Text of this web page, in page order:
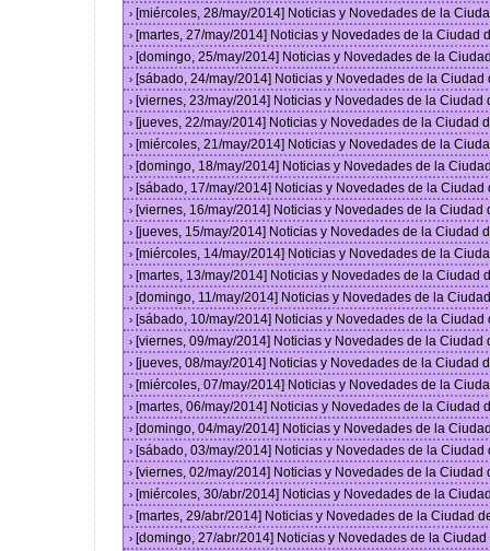
› [miércoles, 28/may/2014] Noticias y Novedades de la
› [martes, 27/may/2014] Noticias y Novedades de la Ciudad
› [domingo, 25/may/2014] Noticias y Novedades de la
› [sábado, 24/may/2014] Noticias y Novedades de la
› [viernes, 23/may/2014] Noticias y Novedades de la
› [jueves, 22/may/2014] Noticias y Novedades de la Ciudad
› [miércoles, 21/may/2014] Noticias y Novedades de la
› [domingo, 18/may/2014] Noticias y Novedades de la
› [sábado, 17/may/2014] Noticias y Novedades de la
› [viernes, 16/may/2014] Noticias y Novedades de la
› [jueves, 15/may/2014] Noticias y Novedades de la Ciudad
› [miércoles, 14/may/2014] Noticias y Novedades de la
› [martes, 13/may/2014] Noticias y Novedades de la Ciudad
› [domingo, 11/may/2014] Noticias y Novedades de la
› [sábado, 10/may/2014] Noticias y Novedades de la
› [viernes, 09/may/2014] Noticias y Novedades de la
› [jueves, 08/may/2014] Noticias y Novedades de la Ciudad
› [miércoles, 07/may/2014] Noticias y Novedades de la
› [martes, 06/may/2014] Noticias y Novedades de la Ciudad
› [domingo, 04/may/2014] Noticias y Novedades de la
› [sábado, 03/may/2014] Noticias y Novedades de la
› [viernes, 02/may/2014] Noticias y Novedades de la
› [miércoles, 30/abr/2014] Noticias y Novedades de la
› [martes, 29/abr/2014] Noticias y Novedades de la Ciudad
› [domingo, 27/abr/2014] Noticias y Novedades de la